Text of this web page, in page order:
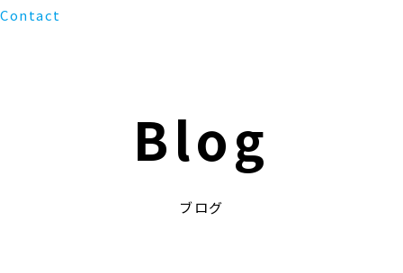
Contact
Blog
ブログ